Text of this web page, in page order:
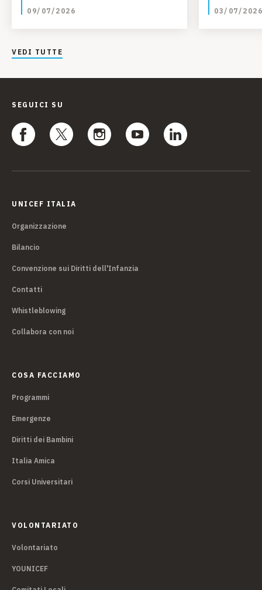
09/07/2026 03/07/2026
VEDI TUTTE
SEGUICI SU
UNICEF ITALIA
Organizzazione
Bilancio
Convenzione sui Diritti dell'Infanzia
Contatti
Whistleblowing
Collabora con noi
COSA FACCIAMO
Programmi
Emergenze
Diritti dei Bambini
Italia Amica
Corsi Universitari
VOLONTARIATO
Volontariato
YOUNICEF